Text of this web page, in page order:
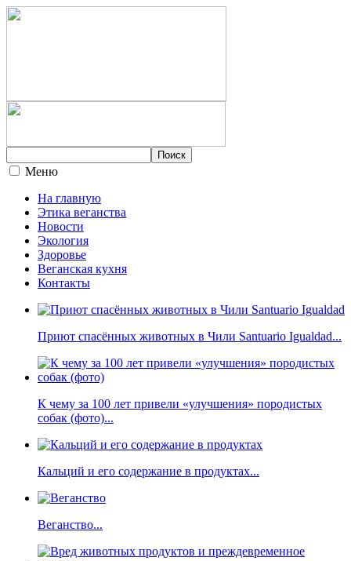
Меню
На главную
Этика веганства
Новости
Экология
Здоровье
Веганская кухня
Контакты
Приют спасённых животных в Чили Santuario Igualdad...
К чему за 100 лет привели «улучшения» породистых
собак (фото)...
Кальций и его содержание в продуктах...
Веганство...